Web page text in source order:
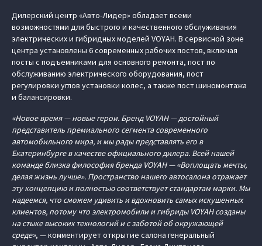
Дилерский центр «Авто-Лидер» обладает всеми
возможностями для быстрого и качественного обслуживания
электрических и гибридных моделей VOYAH. В сервисной зоне
центра установлены 6 современных рабочих постов, включая
посты с подъемниками для основного ремонта, пост по
обслуживанию электрического оборудования, пост
регулировки углов установки колес, а также пост шиномонтажа
и балансировки.
«Новое время — новые герои. Бренд VOYAH — достойный
представитель премиального сегмента современного
автомобильного мира, и мы рады представлять его в
Екатеринбурге в качестве официального дилера. Всей нашей
команде близка философия бренда VOYAH — «Воплощать мечты,
делая жизнь лучше». Пространство нашего автосалона отражает
эту концепцию и полностью соответствует стандартам марки. Мы
надеемся, что сможем удивить и вдохновить самых искушенных
клиентов, потому что электромобили и гибриды VOYAH созданы
на стыке высоких технологий и с заботой об окружающей
среде», — комментирует открытие салона генеральный